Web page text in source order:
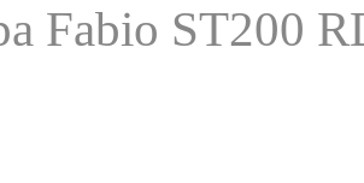
Fabio ST200